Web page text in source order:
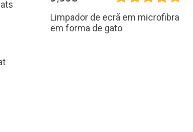
Limpador de ecrã em microfibra
em forma de gato